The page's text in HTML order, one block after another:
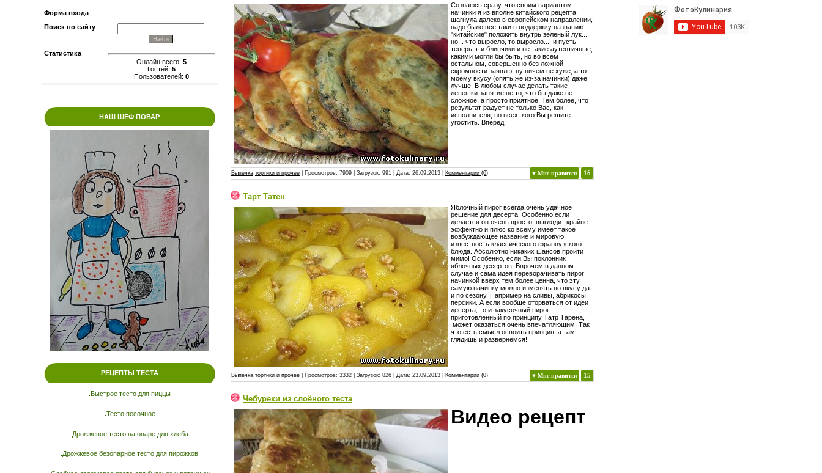
Форма входа
Поиск по сайту
Статистика
Онлайн всего: 5
Гостей: 5
Пользователей: 0
НАШ ШЕФ ПОВАР
РЕЦЕПТЫ ТЕСТА
. Быстрое тесто для пиццы
.Тесто песочное
.Дрожжевое тесто на опаре для хлеба
.Дрожжевое безопарное тесто для пирожков
Сознаюсь сразу, что своим вариантом
начинки я из вполне китайского рецепта
шагнула далеко в европейском направлении,
надо было все таки в поддержку названию
"китайские" положить внутрь зеленый лук...,
но... что выросло, то выросло.... и пусть
теперь эти блинчики и не такие аутентичные,
какими могли бы быть, но во всем
остальном, совершенно без ложной
скромности заявлю, ну ничем не хуже, а то
моему вкусу (опять же из-за начинки) даже
лучше. В любом случае делать такие
лепешки занятие не то, что бы даже не
сложное, а просто приятное. Тем более, что
результат радует не только Вас, как
исполнителя, но всех, кого Вы решите
угостить. Вперед!
♥ Мне нравится 16
Выпечка,тортики и прочее | Просмотров: 7909 | Загрузок: 991 | Дата: 26.09.2013 Комментарии (0)
Тарт Татен
Яблочный пирог всегда очень удачное
решение для десерта. Особенно если
делается он очень просто, выглядит крайне
эффектно и плюс ко всему имеет такое
возбуждающее название и мировую
известность классического французского
блюда. Абсолютно никаких шансов пройти
мимо! Особенно, если Вы поклонник
яблочных десертов. Впрочем в данном
случае и сама идея переворачивать пирог
начинкой вверх тем более ценна, что эту
самую начинку можно изменять по вкусу да
и по сезону. Например на сливы, абрикосы,
персики. А если вообще оторваться от идеи
десерта, то и закусочный пирог
приготовленный по принципу Татр Тарена,
может оказаться очень впечатляющим. Так
что есть смысл освоить принцип, а там
глядишь и развернемся!
♥ Мне нравится 15
Выпечка,тортики и прочее | Просмотров: 3332 | Загрузок: 826 | Дата: 23.09.2013 Комментарии (0)
Чебуреки из слоёного теста
Видео рецепт